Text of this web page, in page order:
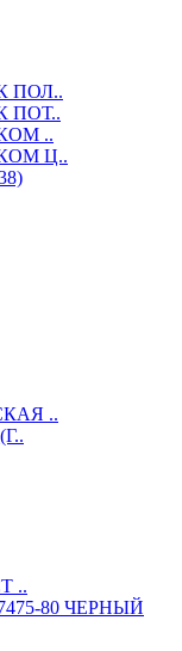
ПОЛ..
ПОТ..
..
Ц..
..
..
80 ЧЕРНЫЙ